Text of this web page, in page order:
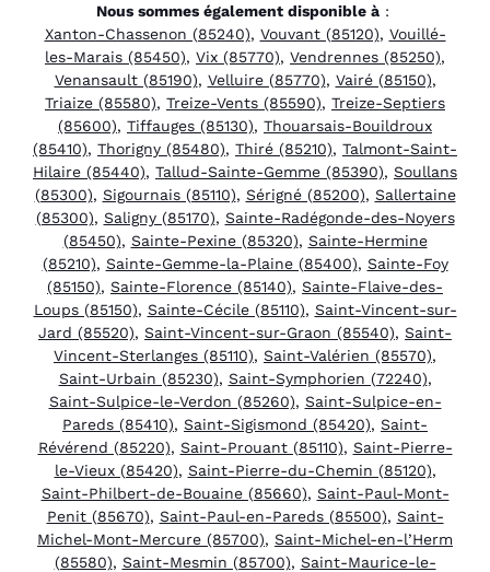
Nous sommes également disponible à:
Xanton-Chassenon (85240), Vouvant (85120), Vouillé-
les-Marais (85450), Vix (85770), Vendrennes (85250),
Venansault (85190), Velluire (85770), Vairé (85150),
Triaize (85580), Treize-Vents (85590), Treize-Septiers
(85600), Tiffauges (85130), Thouarsais-Bouildroux
(85410), Thorigny (85480), Thiré (85210), Talmont-Saint-
Hilaire (85440), Tallud-Sainte-Gemme (85390), Soullans
(85300), Sigournais (85110), Sérigné (85200), Sallertaine
(85300), Saligny (85170), Sainte-Radégonde-des-Noyers
(85450), Sainte-Pexine (85320), Sainte-Hermine
(85210), Sainte-Gemme-la-Plaine (85400), Sainte-Foy
(85150), Sainte-Florence (85140), Sainte-Flaive-des-
Loups (85150), Sainte-Cécile (85110), Saint-Vincent-sur-
Jard (85520), Saint-Vincent-sur-Graon (85540), Saint-
Vincent-Sterlanges (85110), Saint-Valérien (85570),
Saint-Urbain (85230), Saint-Symphorien (72240),
Saint-Sulpice-le-Verdon (85260), Saint-Sulpice-en-
Pareds (85410), Saint-Sigismond (85420), Saint-
Révérend (85220), Saint-Prouant (85110), Saint-Pierre-
le-Vieux (85420), Saint-Pierre-du-Chemin (85120),
Saint-Philbert-de-Bouaine (85660), Saint-Paul-Mont-
Penit (85670), Saint-Paul-en-Pareds (85500), Saint-
Michel-Mont-Mercure (85700), Saint-Michel-en-l’Herm
(85580), Saint-Mesmin (85700), Saint-Maurice-le-